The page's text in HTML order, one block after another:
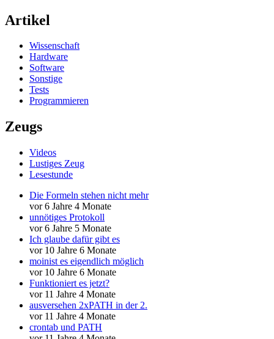
Artikel
Wissenschaft
Hardware
Software
Sonstige
Tests
Programmieren
Zeugs
Videos
Lustiges Zeug
Lesestunde
Die Formeln stehen nicht mehr
vor 6 Jahre 4 Monate
unnötiges Protokoll
vor 6 Jahre 5 Monate
Ich glaube dafür gibt es
vor 10 Jahre 6 Monate
moinist es eigendlich möglich
vor 10 Jahre 6 Monate
Funktioniert es jetzt?
vor 11 Jahre 4 Monate
ausversehen 2xPATH in der 2.
vor 11 Jahre 4 Monate
crontab und PATH